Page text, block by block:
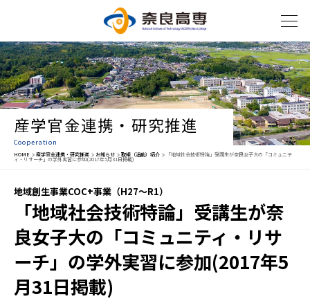
産学官金連携・研究推進
Cooperation
HOME 産学官金連携・研究推進 お知らせ 取組（活動）紹介 「地域社会技術特論」受講生が奈良女子大の「コミュニテ
ィ・リサーチ」の学外実習に参加(2017年5月31日掲載)
地域創生事業COC+事業（H27～R1）
「地域社会技術特論」受講生が奈
良女子大の「コミュニティ・リサ
ーチ」の学外実習に参加(2017年5
月31日掲載)